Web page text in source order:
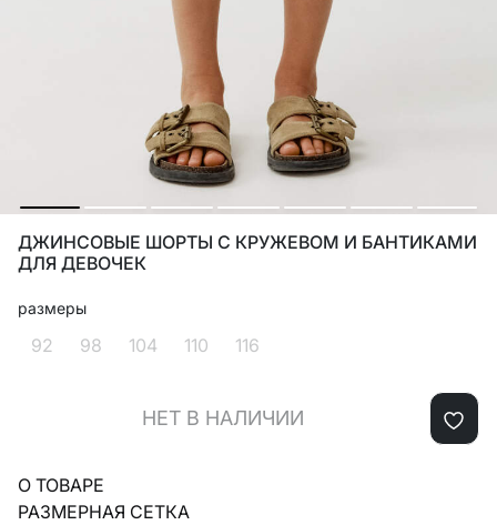
ДЖИНСОВЫЕ ШОРТЫ С КРУЖЕВОМ И БАНТИКАМИ
ДЛЯ ДЕВОЧЕК
размеры
92 98 104 110 116
НЕТ В НАЛИЧИИ
О ТОВАРЕ
РАЗМЕРНАЯ СЕТКА